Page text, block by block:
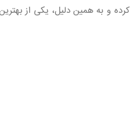
و به همین دلیل، یکی از